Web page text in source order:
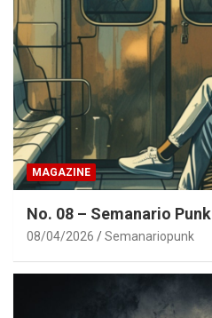
MAGAZINE
No. 08 – Semanario Punk
08/04/2026 Semanariopunk